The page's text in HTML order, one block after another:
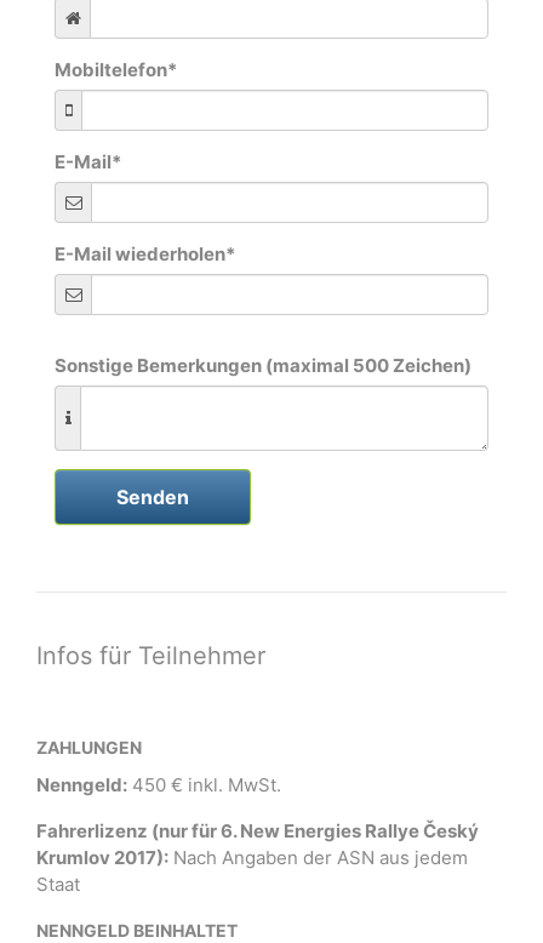
Mobiltelefon*
E-Mail*
E-Mail wiederholen*
Sonstige Bemerkungen (maximal 500 Zeichen)
Senden
Infos für Teilnehmer
ZAHLUNGEN
Nenngeld: 450 € inkl. MwSt.
Fahrerlizenz (nur für 6. New Energies Rallye Český
Krumlov 2017): Nach Angaben der ASN aus jedem
Staat
NENNGELD BEINHALTET